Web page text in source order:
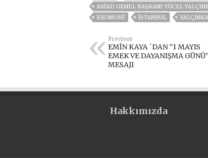
ASİAD GENEL BAŞKANI YÜCEL
EKONOMİ
ISTANBUL
Previous
EMİN KAYA `DAN “1 MAYIS
EMEK VE DAYANIŞMA GÜNÜ”
MESAJI
Hakkımızda